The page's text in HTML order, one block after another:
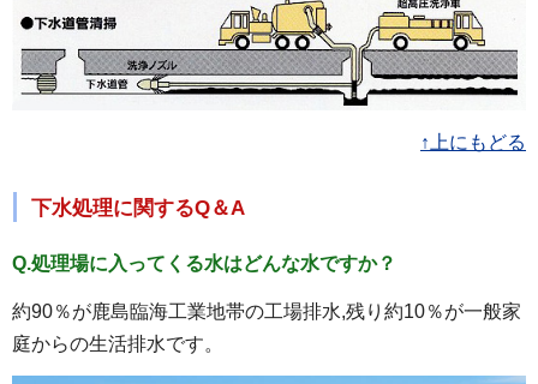
↑上にもどる
下水処理に関するQ＆A
Q.処理場に入ってくる水はどんな水ですか？
約90％が鹿島臨海工業地帯の工場排水,残り約10％が一般家
庭からの生活排水です。